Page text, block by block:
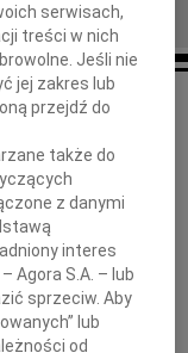
i Najbliższym
i smutkiem,
współczucia
po odejściu
serwisach,
treści w nich
Jeśli nie
jej zakres lub
przejdź do
także do
z danymi
interes
Agora S.A. – lub
sprzeciw. Aby
lub
od